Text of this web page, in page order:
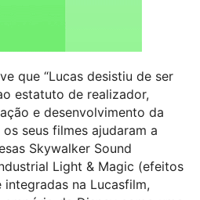
que “Lucas desistiu de ser
estatuto de realizador,
e desenvolvimento da
seus filmes ajudaram a
Skywalker Sound
Light & Magic (efeitos
na Lucasfilm,